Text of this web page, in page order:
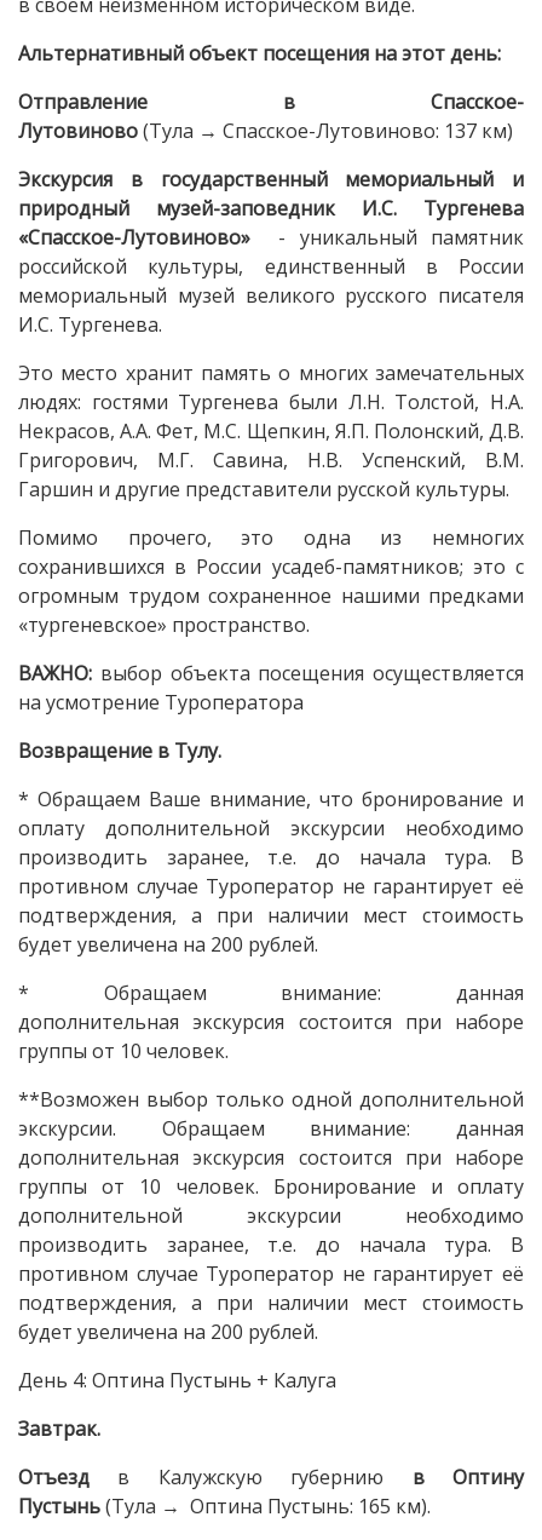
в своём неизменном историческом виде.
Альтернативный объект посещения на этот день:
Отправление в Спасское-
Лутовиново(Тула → Спасское-Лутовиново: 137 км)
Экскурсия в государственный мемориальный и
природный музей-заповедник И.С. Тургенева
«Спасское-Лутовиново»
- уникальный памятник
российской культуры, единственный в России
мемориальный музей великого русского писателя
И.С. Тургенева.
Это место хранит память о многих замечательных
людях: гостями Тургенева были Л.Н. Толстой, Н.А.
Некрасов, А.А. Фет, М.С. Щепкин, Я.П. Полонский, Д.В.
Григорович, М.Г. Савина, Н.В. Успенский, В.М.
Гаршин и другие представители русской культуры.
Помимо прочего, это одна из немногих
сохранившихся в России усадеб-памятников; это с
огромным трудом сохраненное нашими предками
«тургеневское» пространство.
ВАЖНО: выбор объекта посещения осуществляется
на усмотрение Туроператора
Возвращение в Тулу.
* Обращаем Ваше внимание, что бронирование и
оплату дополнительной экскурсии необходимо
производить заранее, т.е. до начала тура. В
противном случае Туроператор не гарантирует её
подтверждения, а при наличии мест стоимость
будет увеличена на 200 рублей.
* Обращаем внимание: данная
дополнительная экскурсия состоится при наборе
группы от 10 человек.
**Возможен выбор только одной дополнительной
экскурсии. Обращаем внимание: данная
дополнительная экскурсия состоится при наборе
группы от 10 человек. Бронирование и оплату
дополнительной экскурсии необходимо
производить заранее, т.е. до начала тура. В
противном случае Туроператор не гарантирует её
подтверждения, а при наличии мест стоимость
будет увеличена на 200 рублей.
День 4: Оптина Пустынь + Калуга
Завтрак.
Отъезд в Калужскую губернию в Оптину
Пустынь(Тула → Оптина Пустынь: 165 км).